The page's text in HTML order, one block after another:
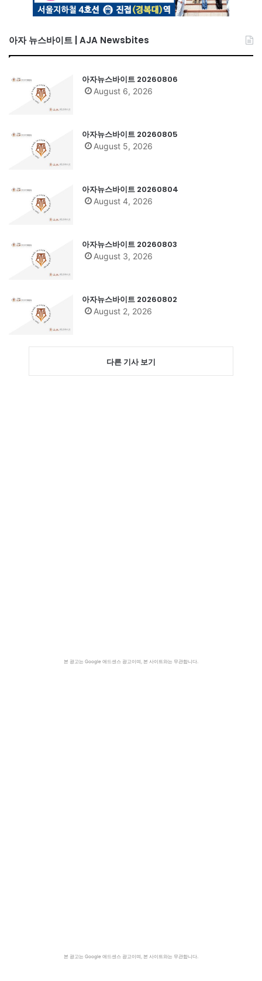
아자 뉴스바이트 | AJA Newsbites
아자뉴스바이트 20260806
August 6, 2026
아자뉴스바이트 20260805
August 5, 2026
아자뉴스바이트 20260804
August 4, 2026
아자뉴스바이트 20260803
August 3, 2026
아자뉴스바이트 20260802
August 2, 2026
다른 기사 보기
본 광고는 Google 애드센스 광고이며, 본 사이트와는 무관합니다.
본 광고는 Google 애드센스 광고이며, 본 사이트와는 무관합니다.